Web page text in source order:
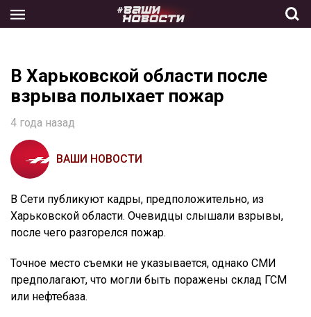
the
В Харьковской области после
взрыва полыхает пожар
4 года назад
ВАШИ НОВОСТИ
В Сети публикуют кадры, предположительно, из
Харьковской области. Очевидцы слышали взрывы,
после чего разгорелся пожар.
Точное место съемки не указывается, однако СМИ
предполагают, что могли быть поражены склад ГСМ
или нефтебаза.